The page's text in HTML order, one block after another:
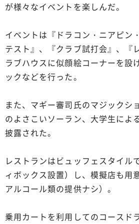
が様々なイベントを楽しんだ。
イベントは『ドラコン・ニアピン
テスト』、『クラブ試打会』、『
ラブハウスに似顔絵コーナーを設
ックなどを行った。
また、マギー審司氏のマジックシ
のよさこいソーラン、大学生によ
披露された。
レストランはビュッフェスタイル
ィボックス設置）し、模擬店も用
アルコール類の提供ナシ）。
乗用カートを利用してのコースド